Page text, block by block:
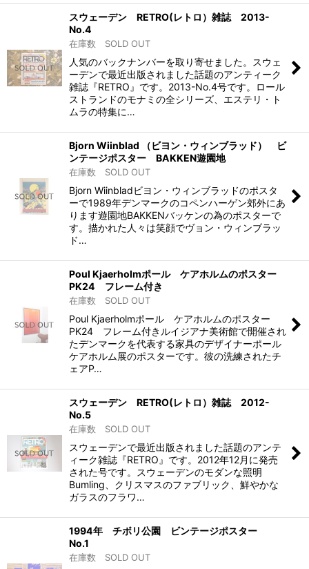
スウェーデン RETRO(レトロ）雑誌 2013-
No.4
在庫数 SOLD OUT
人気のバックナンバーを取り寄せました。スウェ
ーデンで最近出版されました話題のアンティーク
雑誌『RETRO』です。2013-No.4号です。ロール
ストランドのモナミの全シリーズ、エステリ・ト
ムラの特集に…
Bjorn Wiinblad （ビヨン・ウィンブラッド） ビ
ンテージポスター BAKKEN遊園地
在庫数 SOLD OUT
Bjorn Wiinbladビヨン・ウィンブラッドのポスタ
ーで1989年デンマークのコペンハーゲン郊外にあ
ります遊園地BAKKENバッケンの為のポスターで
す。描かれた人々は笑顔でヴョン・ウィンブラッ
ド…
Poul Kjaerholmポール ケアホルムのポスター
PK24 フレーム付き
在庫数 SOLD OUT
Poul Kjaerholmポール ケアホルムのポスター
PK24 フレーム付きルイジアナ美術館で開催され
たデンマークを代表する家具のデザイナーポール
ケアホルム展のポスターです。彼の洗練されたチ
ェアP…
スウェーデン RETRO(レトロ）雑誌 2012-
No.5
在庫数 SOLD OUT
スウェーデンで最近出版されました話題のアンテ
ィーク雑誌『RETRO』です。2012年12月に発売
された号です。スウェーデンのモダンな照明
Bumling、クリスマスのファブリック、鮮やかな
ガラスのフラワ…
1994年 チボリ公園 ビンテージポスター
No.1
在庫数 SOLD OUT